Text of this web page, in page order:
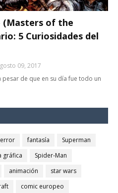
(Masters of the
5 Curiosidades del
09, 2017
de que en su día fue todo un
fantasía
Superman
gráfica
Spider-Man
animación
star wars
comic europeo